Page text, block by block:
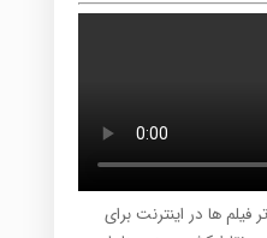
فیلم ها در اینترنت برای